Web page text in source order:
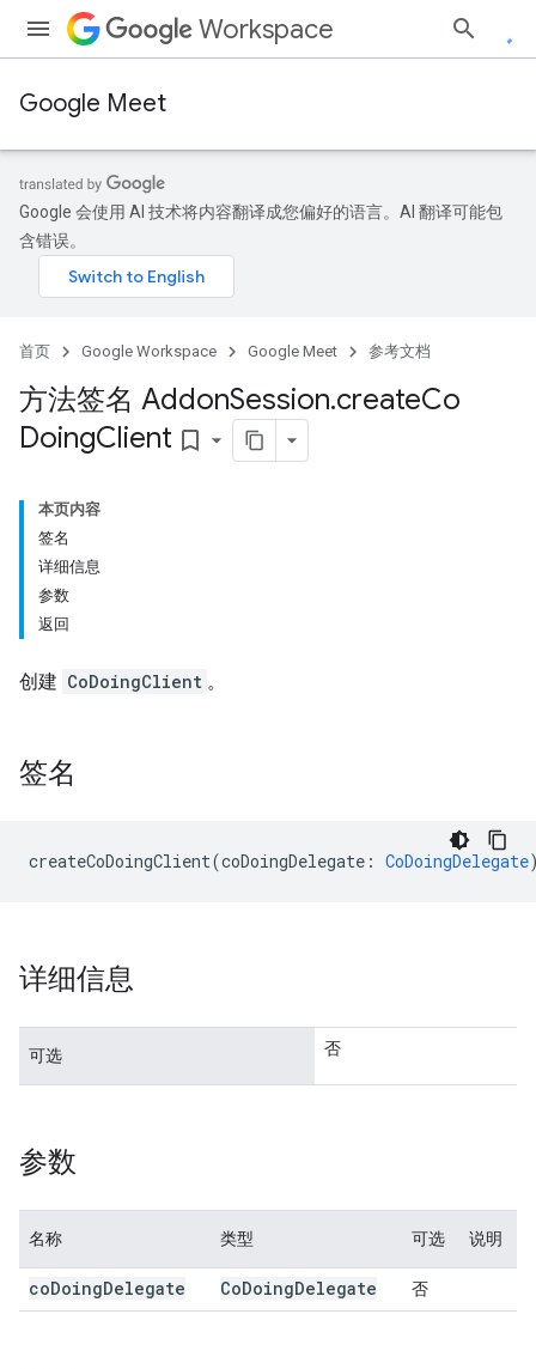
Workspace
Google Meet
Google 会使用 AI 技术将内容翻译成您偏好的语言。AI 翻译可能包
含错误。
首页 Google Workspace Google Meet 参考文档
方法签名 AddonSession.createCo
DoingClient bookmark_border
本页内容
签名
详细信息
参数
返回
创建 CoDoingClient 。
签名
createCoDoingClient(coDoingDelegate : CoDoingDelegate
详细信息
可选 否
参数
名称 类型 可选 说明
coDoingDelegate CoDoingDelegate 否